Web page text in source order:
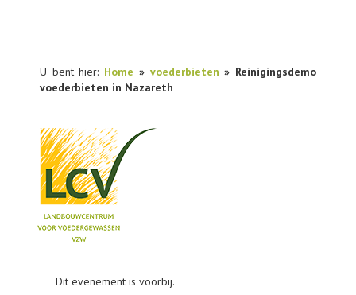
U bent hier: Home » voederbieten » Reinigingsdemo
voederbieten in Nazareth
PRAKTIJKONDERZOEK
Dit evenement is voorbij.